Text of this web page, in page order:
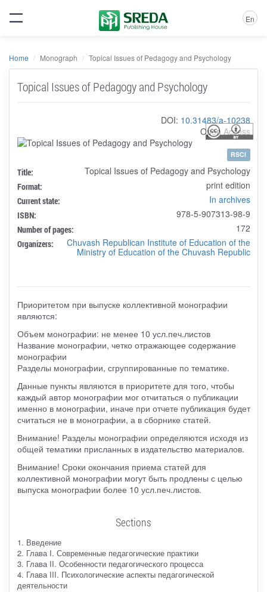
En
Home Monograph Topical Issues of Pedagogy and Psychology
Topical Issues of Pedagogy and Psychology
DOI: 10.31483/a-10238
Open Access
RSCI
Title: Topical Issues of Pedagogy and Psychology
Format: print edition
Current state: In archives
ISBN: 978-5-907313-98-9
Number of pages: 172
Organizers:
Chuvash Republican Institute of Education of the
Ministry of Education of the Chuvash Republic
Приоритетом при выпуске коллективной монографии
являются:
Объем монографии: не менее 10 усл.печ.листов
Название монографии, четко отражающее содержание
монографии
Разделы монографии, сгруппированные по тематике.
Данные пункты являются в приоритете для того, чтобы
каждый автор монографии мог отчитаться о публикации
именно в монографии, иначе при отчете публикация будет
считаться не в монографии, а в сборнике статей.
Внимание! Разделы монографии определяются исходя из
общей тематики присланных в издательство материалов.
Внимание! Сроки окончания приема статей для
коллективной монографии могут быть продлены с целью
выпуска монографии более 10 усл.печ.листов.
Sections
1. Введение
2. Глава I. Современные педагогические практики
3. Глава II. Особенности педагогического процесса
4. Глава III. Психологические аспекты педагогической
деятельности